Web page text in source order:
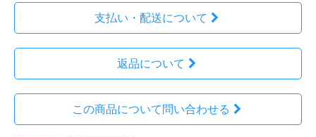
支払い・配送について
返品について
この商品について問い合わせる